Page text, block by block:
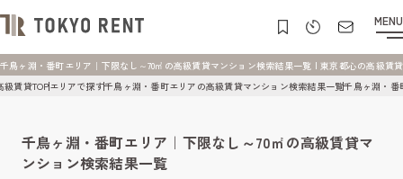
MENU
千鳥ヶ淵・番町エリア｜下限なし～70㎡の高級賃貸マンション検索結果一覧 | 東京都心の高級賃
級賃貸TOPエリアで探す千鳥ヶ淵・番町エリアの高級賃貸マンション検索結果一覧千鳥ヶ淵・番
千鳥ヶ淵・番町エリア｜下限なし～70㎡の高級賃貸マ
ンション検索結果一覧